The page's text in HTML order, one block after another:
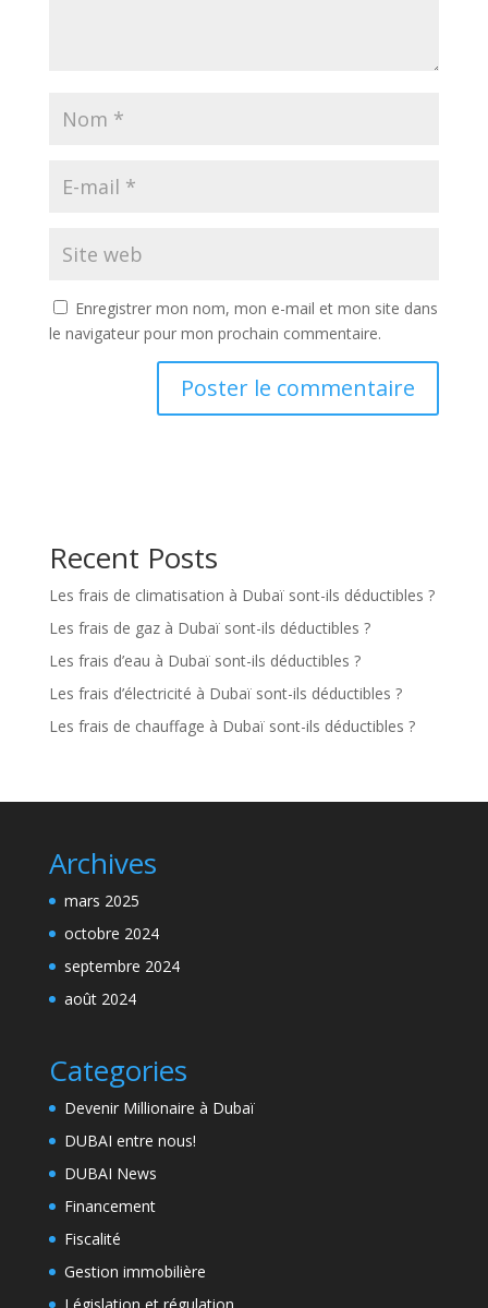
Enregistrer mon nom, mon e-mail et mon site dans
le navigateur pour mon prochain commentaire.
Recent Posts
Les frais de climatisation à Dubaï sont-ils déductibles ?
Les frais de gaz à Dubaï sont-ils déductibles ?
Les frais d’eau à Dubaï sont-ils déductibles ?
Les frais d’électricité à Dubaï sont-ils déductibles ?
Les frais de chauffage à Dubaï sont-ils déductibles ?
Archives
mars 2025
octobre 2024
septembre 2024
août 2024
Categories
Devenir Millionaire à Dubaï
DUBAI entre nous!
DUBAI News
Financement
Fiscalité
Gestion immobilière